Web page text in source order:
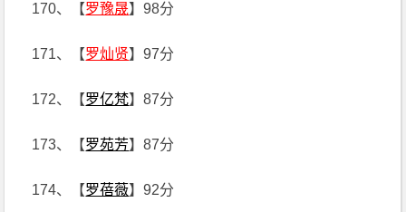
170、【罗豫晟】98分
171、【罗灿贤】97分
172、【罗亿梵】87分
173、【罗苑芳】87分
174、【罗蓓薇】92分